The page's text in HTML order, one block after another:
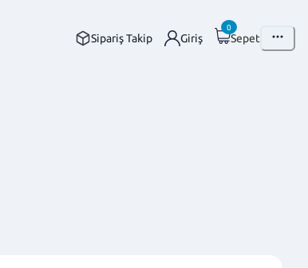
Sipariş Takip Giriş
0
Sepet